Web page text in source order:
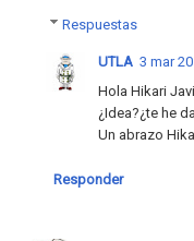
Respuestas
UTLA 3 mar
Hola Hikari
¿Idea?¿te he
Un abrazo
Responder